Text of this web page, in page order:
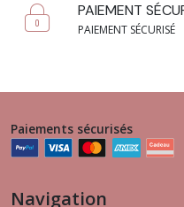
PAIEMENT
PAIEMENT SÉCURISÉ
Paiements sécurisés
Navigation